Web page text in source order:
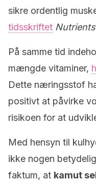
sikre ordentlig
tidsskriftet
På samme tid
mængde vitaminer,
Dette næringsstof
positivt at påvirke
risikoen for at
Med hensyn til
ikke nogen
faktum, at kamut